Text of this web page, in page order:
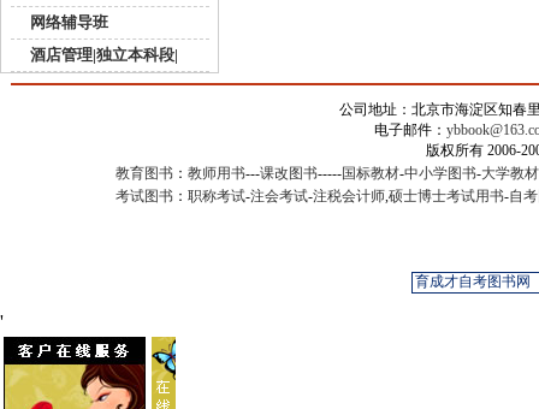
网络辅导班
酒店管理|独立本科段|
公司地址：北京市海淀区知春
电子邮件：
版权所有 2006-
教育图书 ： 教师用书---课改图书-----国标教材-中小学图书-大学教材
考试图书 ： 职称考试-注会考试-注税会计师,硕士博士考试用书-自
'